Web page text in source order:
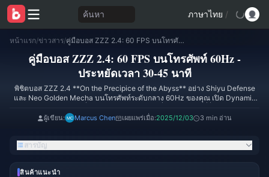
ค้นหา ภาษาไทย /
หน้าแรก/ข่าวสาร/ คู่มือบอส ZZZ 2.4: 60 FPS บนโทรศัพท์ 60Hz - ประหยัดเวลา 30-45 นาที
คู่มือบอส ZZZ 2.4: 60 FPS บนโทรศัพท์ 60Hz -
ประหยัดเวลา 30-45 นาที
พิชิตบอส ZZZ 2.4 **On the Precipice of the Abyss** อย่าง Shiyu Defense
และ Neo Golden Mecha บนโทรศัพท์ระดับกลาง 60Hz ของคุณ เปิด Dynamic
แต่งประจำวันเหล่านี้ช่วยลดเวลาลง 30-45 นาที ลดปัญหา FPS ตก, UI ผิดพลาด
ผู้เขียน: Marcus Chen เผยแพร่เมื่อ:2025/12/03 3 min อ่าน
สารบัญ
สินค้าแนะนำ